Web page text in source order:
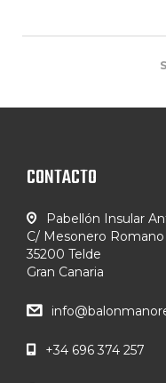
CONTACTO
Pabellón Insular
C/ Mesonero Romano
35200 Telde
Gran Canaria
+34 696 374 257